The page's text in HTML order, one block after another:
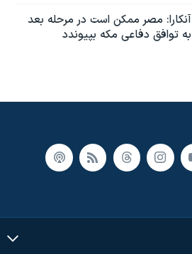
آنکارا: مصر ممکن است در مرحله بعد
به توافق دفاعی مکه بپیوندد